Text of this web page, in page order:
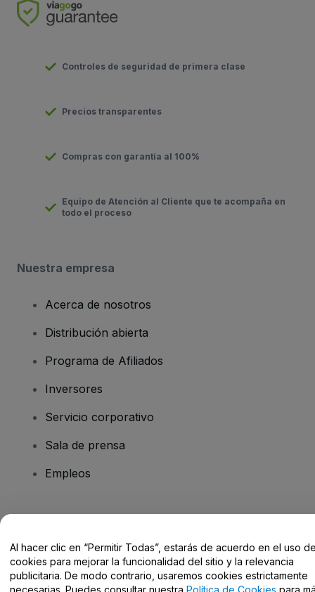
Controles de seguridad de primera clase
Precios transparentes
Compras con garantía al 100%
Equipo de Atención al Cliente que te acompaña en
todo el proceso
Nuestra empresa
Acerca de nosotros
Distribución abierta
Programa de Afiliados
Inversores
Servicio corporativo
Sala de prensa
Empleos
Centro de Ayuda / Contacto
Al hacer clic en “Permitir Todas”, estarás de acuerdo en el uso
cookies para mejorar la funcionalidad del sitio y la relevancia
publicitaria. De modo contrario, usaremos cookies estrictamente
necesarias. Puedes consultar nuestra Política de Cookies para